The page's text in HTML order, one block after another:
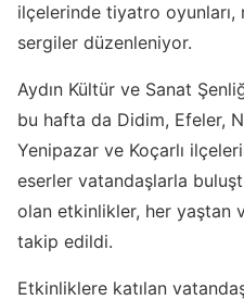
ilçelerinde tiyatro
sergiler düzenleniyor.
Aydın Kültür ve Sanat
bu hafta da Didim, Efeler,
Yenipazar ve Koçarlı
eserler vatandaşlarla
olan etkinlikler, her yaştan
takip edildi.
Etkinliklere katılan